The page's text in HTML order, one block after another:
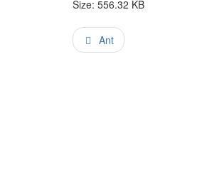
Size: 556.32 KB
Ant